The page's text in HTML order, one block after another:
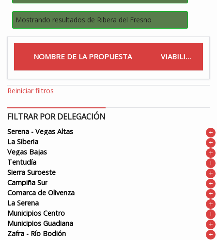
Mostrando resultados de Ribera del Fresno
NOMBRE DE LA PROPUESTA VIABILIDAD
Reiniciar filtros
FILTRAR POR DELEGACIÓN